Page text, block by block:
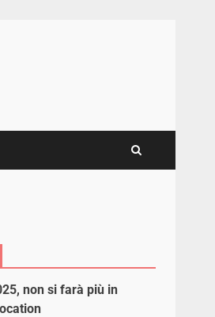
non si farà più in